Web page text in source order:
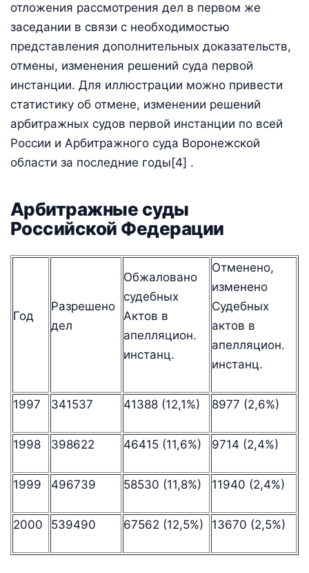
отложения рассмотрения дел в первом же
заседании в связи с необходимостью
представления дополнительных доказательств,
отмены, изменения решений суда первой
инстанции. Для иллюстрации можно привести
статистику об отмене, изменении решений
арбитражных судов первой инстанции по всей
России и Арбитражного суда Воронежской
области за последние годы[4] .
Арбитражные суды
Российской Федерации
Год
Разрешено
дел
Обжаловано
судебных
Актов в
апелляцион.
инстанц.
Отменено,
изменено
Судебных
актов в
апелляцион.
инстанц.
1997 341537 41388 (12,1%) 8977 (2,6%)
1998 398622 46415 (11,6%) 9714 (2,4%)
1999 496739 58530 (11,8%) 11940 (2,4%)
2000 539490 67562 (12,5%) 13670 (2,5%)